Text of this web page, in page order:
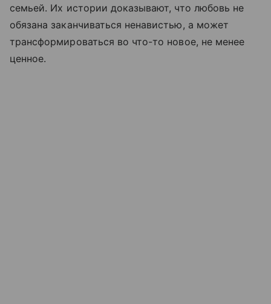
семьей. Их истории доказывают, что любовь не
обязана заканчиваться ненавистью, а может
трансформироваться во что-то новое, не менее
ценное.